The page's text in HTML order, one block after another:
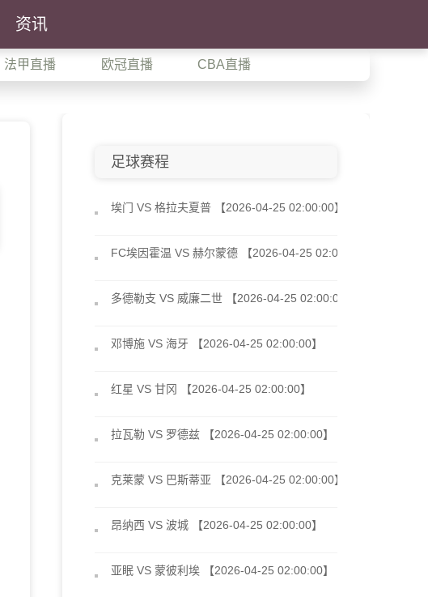
资讯
法甲直播 欧冠直播 CBA直播
足球赛程
埃门 VS 格拉夫夏普 【2026-04-25 02:00:00】
FC埃因霍温 VS 赫尔蒙德 【2026-04-25 02:00:00】
多德勒支 VS 威廉二世 【2026-04-25 02:00:00】
邓博施 VS 海牙 【2026-04-25 02:00:00】
红星 VS 甘冈 【2026-04-25 02:00:00】
拉瓦勒 VS 罗德兹 【2026-04-25 02:00:00】
克莱蒙 VS 巴斯蒂亚 【2026-04-25 02:00:00】
昂纳西 VS 波城 【2026-04-25 02:00:00】
亚眠 VS 蒙彼利埃 【2026-04-25 02:00:00】